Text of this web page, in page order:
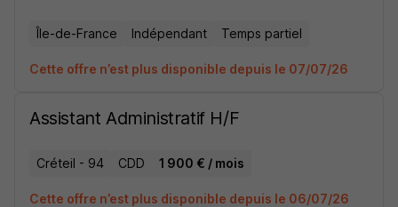
Île-de-France Indépendant Temps partiel
Cette offre n’est plus disponible depuis le 07/07/26
Assistant Administratif H/F
Créteil - 94 CDD 1 900 € / mois
Cette offre n’est plus disponible depuis le 06/07/26